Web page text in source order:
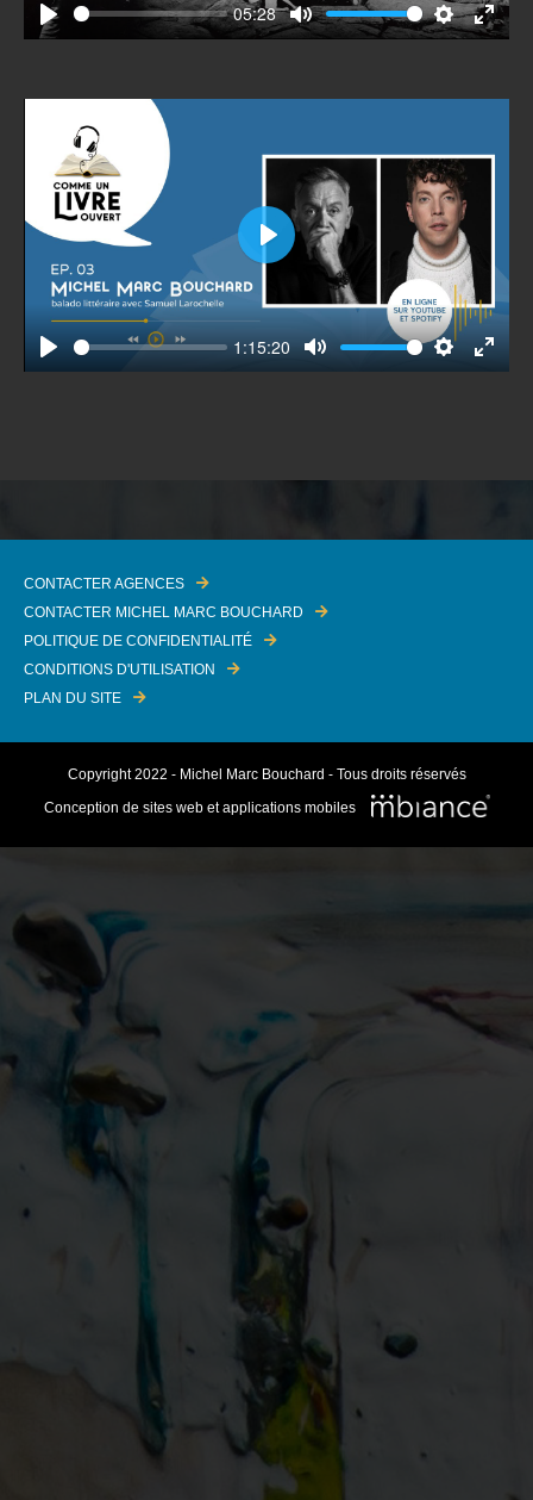
Play
05:28
Mute SettingsEnter
Play
1:15:20
Mute SettingsEnter
Play
CONTACTER AGENCES
CONTACTER MICHEL MARC BOUCHARD
POLITIQUE DE CONFIDENTIALITÉ
CONDITIONS D'UTILISATION
PLAN DU SITE
Copyright 2022 - Michel Marc Bouchard - Tous droits réservés
Conception de sites web et applications mobiles